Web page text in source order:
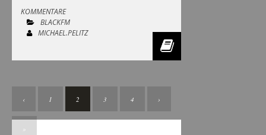
KOMMENTARE
BLACKFM
MICHAEL.PELITZ
‹ 1 2 3 4 ›
»